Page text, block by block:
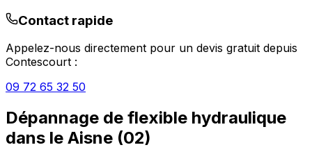
Contact rapide
Appelez-nous directement pour un devis gratuit depuis
Contescourt :
09 72 65 32 50
Dépannage de flexible hydraulique
dans le Aisne (02)